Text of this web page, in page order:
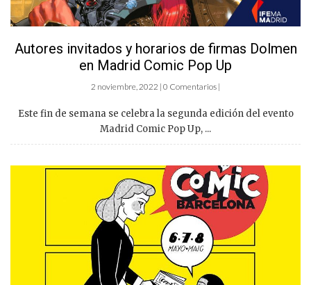
Autores invitados y horarios de firmas Dolmen
en Madrid Comic Pop Up
2 noviembre, 2022 | 0 Comentarios |
Este fin de semana se celebra la segunda edición del evento
Madrid Comic Pop Up, ...